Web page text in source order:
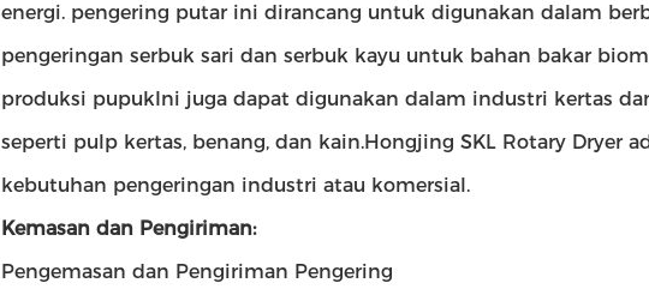
energi. pengering putar ini dirancang untuk digunakan dalam
pengeringan serbuk sari dan serbuk kayu untuk bahan bakar
produksi pupukIni juga dapat digunakan dalam industri kertas
seperti pulp kertas, benang, dan kain.Hongjing SKL Rotary Dryer
kebutuhan pengeringan industri atau komersial.
Kemasan dan Pengiriman:
Pengemasan dan Pengiriman Pengering